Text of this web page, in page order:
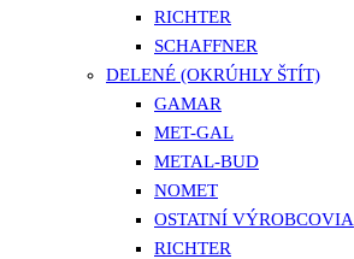
RICHTER
SCHAFFNER
DELENÉ (OKRÚHLY ŠTÍT)
GAMAR
MET-GAL
METAL-BUD
NOMET
OSTATNÍ VÝROBCOVIA
RICHTER